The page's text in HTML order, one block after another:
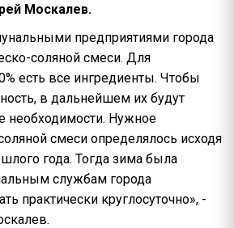
Москалев.
предприятиями города
соляной смеси. Для
есть все ингредиенты. Чтобы
в дальнейшем их будут
необходимости. Нужное
смеси определялось исходя
года. Тогда зима была
службам города
практически круглосуточно», -